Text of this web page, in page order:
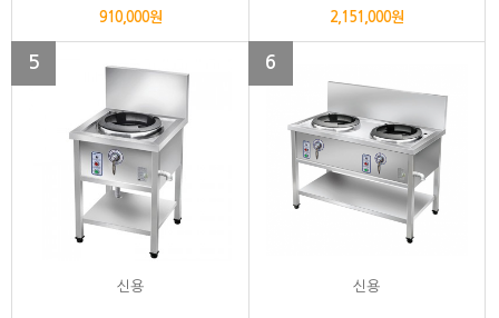
910,000원 2,151,000원
5
신용
6
신용